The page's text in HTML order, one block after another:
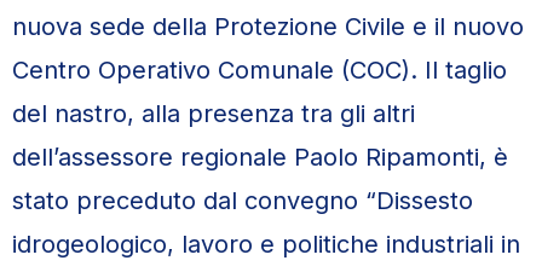
nuova sede della Protezione Civile e il nuovo
Centro Operativo Comunale (COC). Il taglio
del nastro, alla presenza tra gli altri
dell’assessore regionale Paolo Ripamonti, è
stato preceduto dal convegno “Dissesto
idrogeologico, lavoro e politiche industriali in